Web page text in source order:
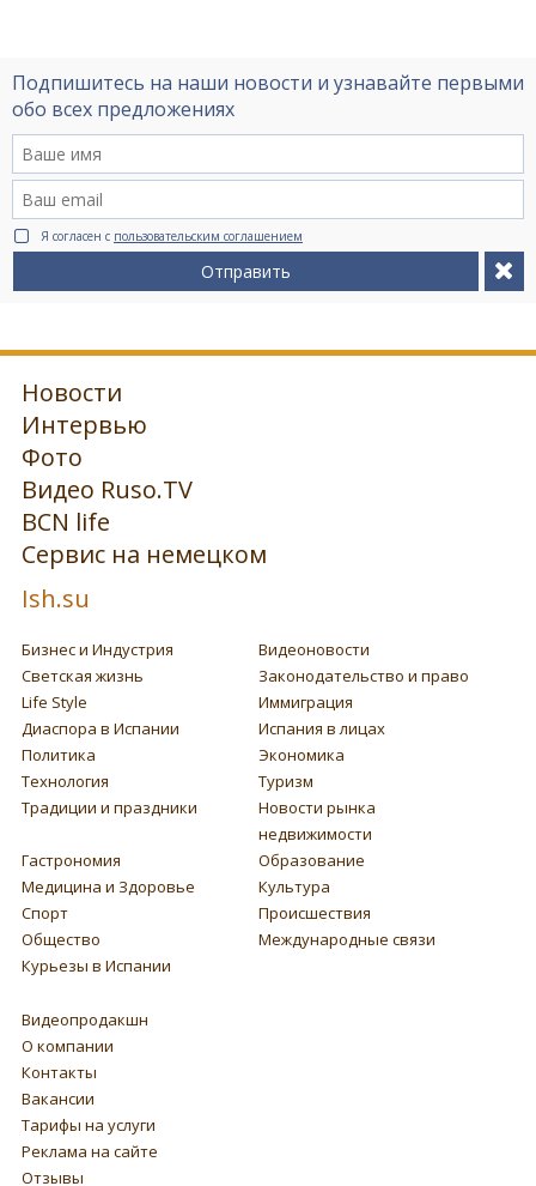
Подпишитесь на наши новости и узнавайте первыми
обо всех предложениях
Я согласен с пользовательским соглашением
Отправить
Новости
Интервью
Фото
Видео Ruso.TV
BCN life
Сервис на немецком
Ish.su
Бизнес и Индустрия
Видеоновости
Светская жизнь
Законодательство и право
Life Style
Иммиграция
Диаспора в Испании
Испания в лицах
Политика
Экономика
Технология
Туризм
Традиции и праздники
Новости рынка
недвижимости
Гастрономия
Образование
Медицина и Здоровье
Культура
Спорт
Происшествия
Общество
Международные связи
Курьезы в Испании
Видеопродакшн
О компании
Контакты
Вакансии
Тарифы на услуги
Реклама на сайте
Отзывы